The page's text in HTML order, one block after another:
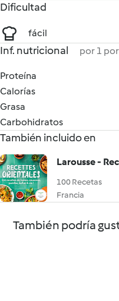
Dificultad
fácil
Inf. nutricional por 1
Proteína
Calorías
Grasa
Carbohidratos
También incluido en
Larousse -
100 Recetas
Francia
También podría